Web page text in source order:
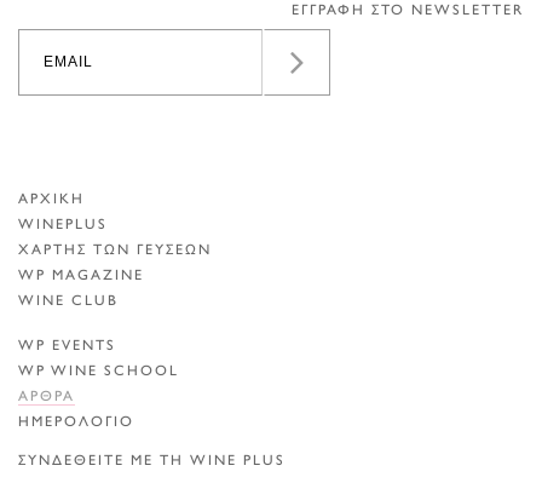
ΕΓΓΡΑΦΗ ΣΤΟ NEWSLETTER
ΑΡΧΙΚΗ
WINEPLUS
ΧΑΡΤΗΣ ΤΩΝ ΓΕΥΣΕΩΝ
WP MAGAZINE
WINE CLUB
WP EVENTS
WP WINE SCHOOL
ΑΡΘΡΑ
ΗΜΕΡΟΛΟΓΙΟ
ΣΥΝΔΕΘΕΙΤΕ ΜΕ ΤΗ WINE PLUS